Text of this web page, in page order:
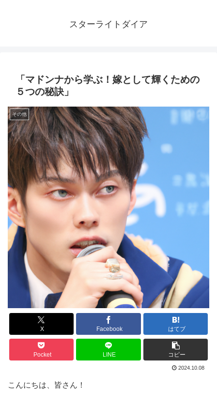
スターライトダイア
「マドンナから学ぶ！嫁として輝くための
５つの秘訣」
その他
X Facebook はてブ
Pocket LINE コピー
2024.10.08
こんにちは、皆さん！